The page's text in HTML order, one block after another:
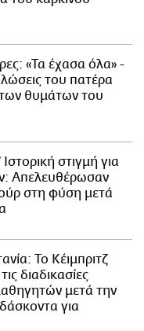
«Τα έχασα όλα» -
του πατέρα
θυμάτων του
Ιστορική στιγμή για
Απελευθέρωσαν
στη φύση μετά
Το Κέιμπριτζ
διαδικασίες
μετά την
για